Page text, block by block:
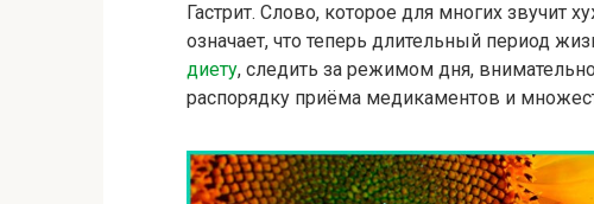
Гастрит. Слово, которое для многих звучит
означает, что теперь длительный период
диету, следить за режимом дня,
распорядку приёма медикаментов и